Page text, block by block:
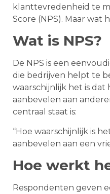
klanttevredenheid te
Score (NPS). Maar wat
Wat is NPS?
De NPS is een
die bedrijven helpt te
waarschijnlijk het is
aanbevelen aan
centraal staat is:
“Hoe waarschijnlijk is
aanbevelen aan een
Hoe werkt
Respondenten geven